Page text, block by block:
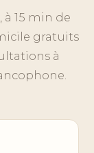
, à 15 min de
gratuits
à